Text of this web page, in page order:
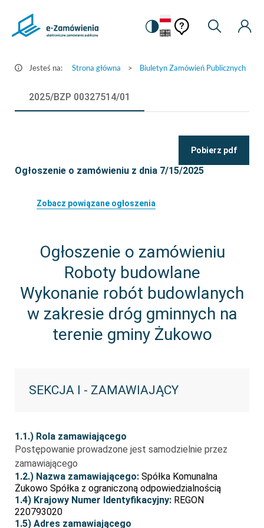
Szczegóły
e-
Ustawienia
Zmiana
na
kontrastową
Pomoc
kontekstowa
Pomoc
Moje
Jesteś na: Strona główna > Biuletyn Zamówień Publicznych
2025/BZP 00327514/01
Pobierz pdf
Ogłoszenie o zamówieniu z dnia 7/15/2025
Zobacz powiązane ogłoszenia
Ogłoszenie o zamówieniu
Roboty budowlane
Wykonanie robót budowlanych
w zakresie dróg gminnych na
terenie gminy Żukowo
SEKCJA I - ZAMAWIAJĄCY
1.1.) Rola zamawiającego
Postępowanie prowadzone jest samodzielnie przez
zamawiającego
1.2.) Nazwa zamawiającego: Spółka Komunalna
Żukowo Spółka z ograniczoną odpowiedzialnością
1.4) Krajowy Numer Identyfikacyjny: REGON
220793020
1.5) Adres zamawiającego